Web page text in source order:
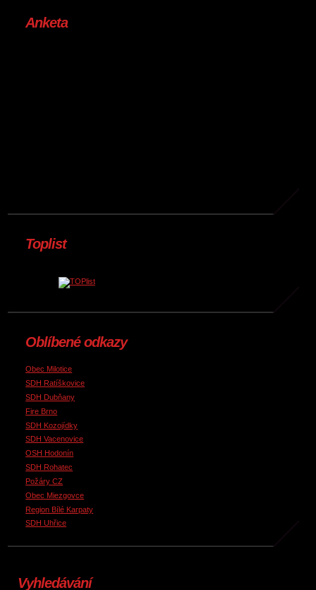
Anketa
Toplist
Oblíbené odkazy
Obec Milotice
SDH Ratíškovice
SDH Dubňany
Fire Brno
SDH Kozojídky
SDH Vacenovice
OSH Hodonín
SDH Rohatec
Požáry CZ
Obec Miezgovce
Region Bílé Karpaty
SDH Uhřice
Vyhledávání